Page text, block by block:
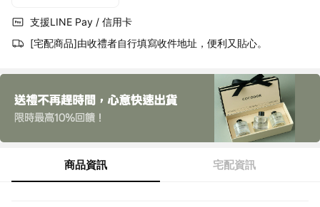
支援LINE Pay / 信用卡
[宅配商品]由收禮者自行填寫收件地址，便利又貼心。
商品資訊 宅配資訊